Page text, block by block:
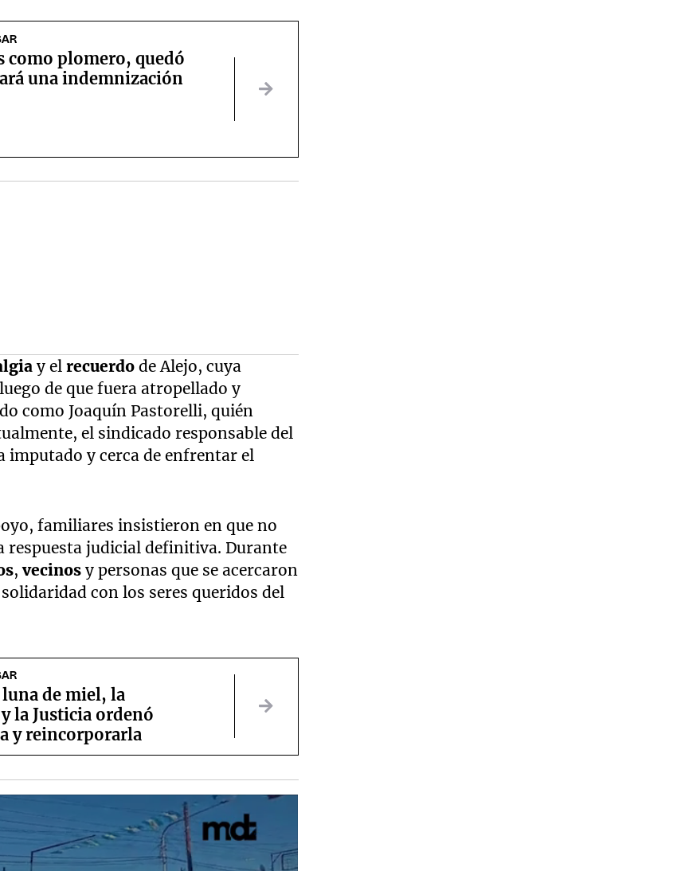
como plomero, quedó
una indemnización
y elrecuerdode Alejo, cuya
de que fuera atropellado y
como Joaquín Pastorelli, quién
el sindicado responsable del
y cerca de enfrentar el
familiares insistieron en que no
respuesta judicial definitiva. Durante
,vecinos y personas que se acercaron
con los seres queridos del
de miel, la
la Justicia ordenó
y reincorporarla